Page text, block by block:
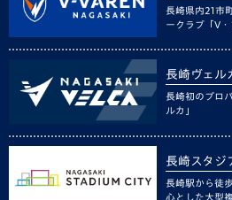
長崎県内21市
ークラブ「V・
長崎ヴェル
長崎初のプロ
ルカ」
長崎スタジ
長崎駅から徒
心とした大型